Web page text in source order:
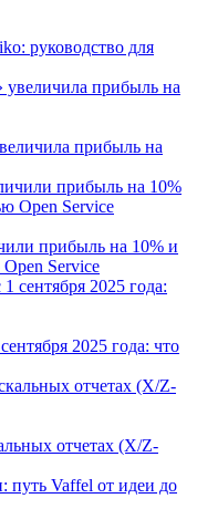
руководство для
прибыль на
прибыль на 10% и
Service
2025 года: что
отчетах (X/Z-